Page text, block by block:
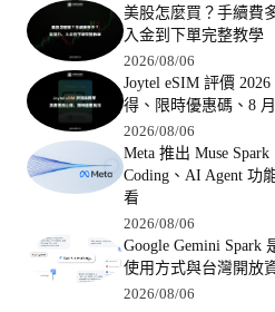
美股怎麼買？手續費
入金到下單完整教學
2026/08/06
Joytel eSIM 評價
得、限時優惠碼、8
2026/08/06
Meta 推出 Muse Spark
Coding、AI Agent 功
看
2026/08/06
Google Gemini Spark
使用方式與台灣開放
2026/08/06